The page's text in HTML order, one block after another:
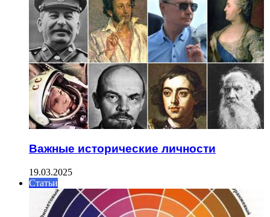
Важные исторические личности
19.03.2025
Статьи